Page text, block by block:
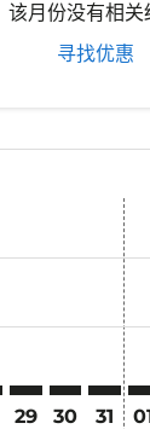
该月份没有相关
寻找优惠
寻找优惠
disclaimer. 寻
offers-
view-offers-
cmp-view-
cmp-
HKT–HAN:
29 30 31